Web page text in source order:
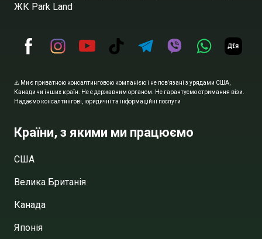
ЖК Park Land
⚠️ Ми є приватною консалтинговою компанією і не пов'язані з урядами США,
Канади чи інших країн. Не є державним органом. Не гарантуємо отримання візи.
Надаємо консалтингові, юридичні та інформаційні послуги
Країни, з якими ми працюємо
США
Велика Британія
Канада
Японія